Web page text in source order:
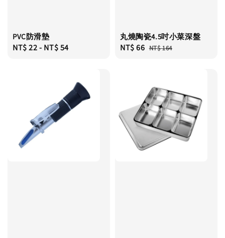
PVC防滑墊
Regular
NT$ 22- NT$ 54
丸燒陶瓷4.5吋小菜深盤
Sale
NT$ 66 Regular
NT$ 164